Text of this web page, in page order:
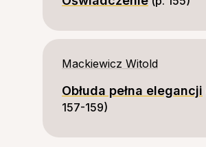
Mackiewicz Witold
Obłuda pełna elegancji
157-159)